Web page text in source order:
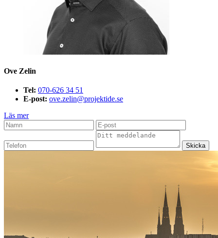
Ove Zelin
Tel: 070-626 34 51
E-post: ove.zelin@projektide.se
Läs mer
Skicka